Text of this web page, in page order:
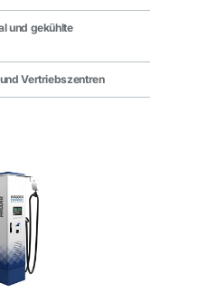
und gekühlte
Vertriebszentren